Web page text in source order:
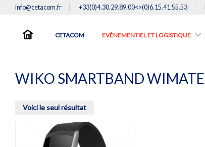
info@cetacom.fr +33(0)4.30.29.89.00<>(0)6.15.41.55.53
CETACOM EVÉNEMENTIEL ET LOGISTIQUE
WIKO SMARTBAND WIMATE
Voici le seul résultat